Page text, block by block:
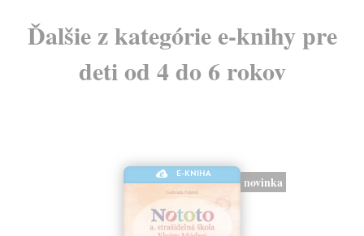
Ďalšie z kategórie e-knihy pre
deti od 4 do 6 rokov
E-KNIHA
novinka